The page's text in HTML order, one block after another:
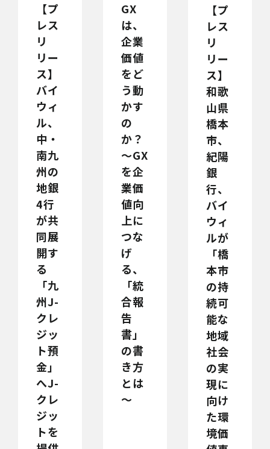
【プ
レス
リ
リー
ス】
バイ
ウィ
ル、
中・
南九
州の
地銀
4行
が共
同展
開す
る
「九
州J-
クレ
ジッ
ト預
金」
へJ-
クレ
ジッ
トを
GX
は、
企業
価値
をど
う動
かす
の
か？
～GX
を企
業価
値向
上に
つな
げ
る、
「統
合報
告
書」
の書
き方
とは
～
【プ
レス
リ
リー
ス】
和歌
山県
橋本
市、
紀陽
銀
行、
バイ
ウィ
ルが
「橋
本市
の持
続可
能な
地域
社会
の実
現に
向け
た環
境価